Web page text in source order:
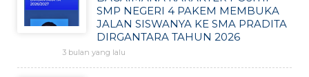
SMP NEGERI 4 PAKEM MEMBUKA
JALAN SISWANYA KE SMA PRADITA
DIRGANTARA TAHUN 2026
3 bulan yang lalu